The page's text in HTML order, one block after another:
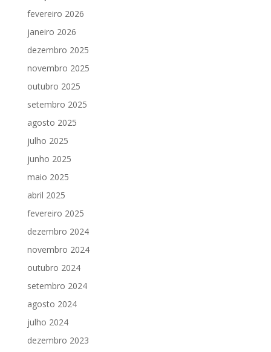
fevereiro 2026
janeiro 2026
dezembro 2025
novembro 2025
outubro 2025
setembro 2025
agosto 2025
julho 2025
junho 2025
maio 2025
abril 2025
fevereiro 2025
dezembro 2024
novembro 2024
outubro 2024
setembro 2024
agosto 2024
julho 2024
dezembro 2023